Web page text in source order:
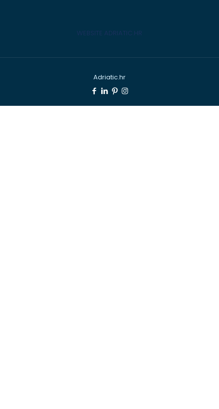
WEBSITE ADRIATIC.HR
Adriatic.hr